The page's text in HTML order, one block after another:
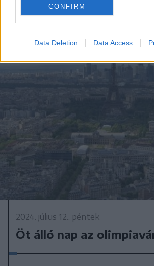
CONFIRM
Data Deletion Data Access
2024. július 12., péntek
Öt álló nap az